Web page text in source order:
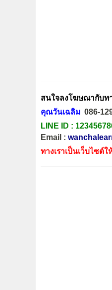
สนใจลงโฆษณากับท
คุณวันเฉลิม 086-
LINE ID :
Email :
ทางเราเป็นเว็บไซต์